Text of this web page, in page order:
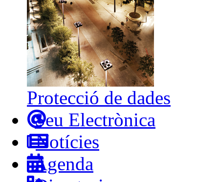
Protecció de dades
Seu Electrònica
Notícies
Agenda